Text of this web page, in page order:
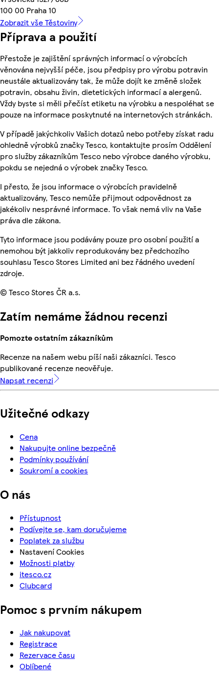
100 00 Praha 10
Zobrazit vše Těstoviny
Příprava a použití
Přestože je zajištění správných informací o výrobcích
věnována nejvyšší péče, jsou předpisy pro výrobu potravin
neustále aktualizovány tak, že může dojít ke změně složek
potravin, obsahu živin, dietetických informací a alergenů.
Vždy byste si měli přečíst etiketu na výrobku a nespoléhat se
pouze na informace poskytnuté na internetových stránkách.
V případě jakýchkoliv Vašich dotazů nebo potřeby získat radu
ohledně výrobků značky Tesco, kontaktujte prosím Oddělení
pro služby zákazníkům Tesco nebo výrobce daného výrobku,
pokdu se nejedná o výrobek značky Tesco.
I přesto, že jsou informace o výrobcích pravidelně
aktualizovány, Tesco nemůže přijmout odpovědnost za
jakékoliv nesprávné informace. To však nemá vliv na Vaše
práva dle zákona.
Tyto informace jsou podávány pouze pro osobní použití a
nemohou být jakkoliv reprodukovány bez předchozího
souhlasu Tesco Stores Limited ani bez řádného uvedení
zdroje.
© Tesco Stores ČR a.s.
Zatím nemáme žádnou recenzi
Pomozte ostatním zákazníkům
Recenze na našem webu píší naši zákazníci. Tesco
publikované recenze neověřuje.
Napsat recenzi
Užitečné odkazy
Cena
Nakupujte online bezpečně
Podmínky používání
Soukromí a cookies
O nás
Přístupnost
Podívejte se, kam doručujeme
Poplatek za službu
Nastavení Cookies
Možnosti platby
itesco.cz
Clubcard
Pomoc s prvním nákupem
Jak nakupovat
Registrace
Rezervace času
Oblíbené